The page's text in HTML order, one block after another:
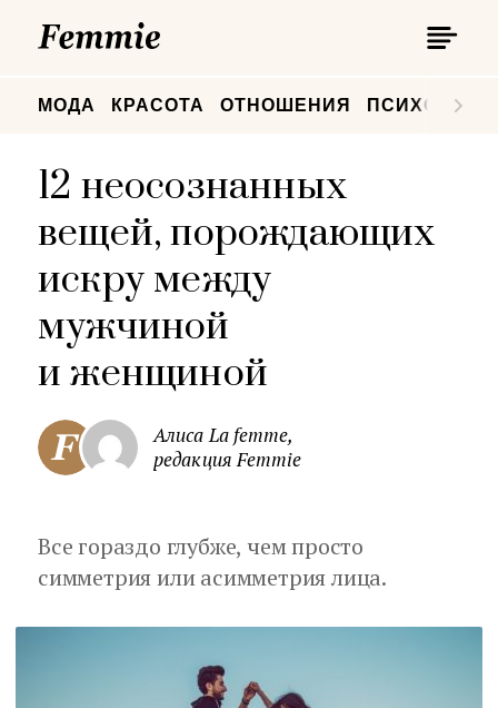
МОДА КРАСОТА ОТНОШЕНИЯ
12 неосознанных
вещей, порождающих
искру между
мужчиной
и женщиной
Алиса La femme,
редакция Femmie
Все гораздо глубже, чем просто
симметрия или асимметрия лица.